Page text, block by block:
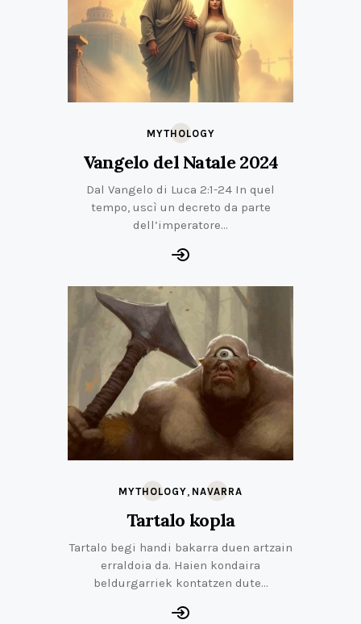
MYTHOLOGY
Vangelo del Natale 2024
Dal Vangelo di Luca 2:1-24 In quel
tempo, uscì un decreto da parte
dell’imperatore…
MYTHOLOGY, NAVARRA
Tartalo kopla
Tartalo begi handi bakarra duen artzain
erraldoia da. Haien kondaira
beldurgarriek kontatzen dute…